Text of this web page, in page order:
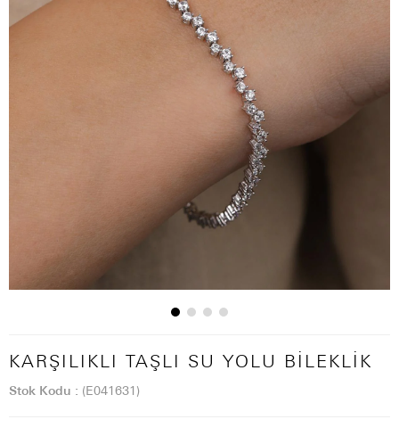
KARŞILIKLI TAŞLI SU YOLU BILEKLIK
Stok Kodu (E041631)